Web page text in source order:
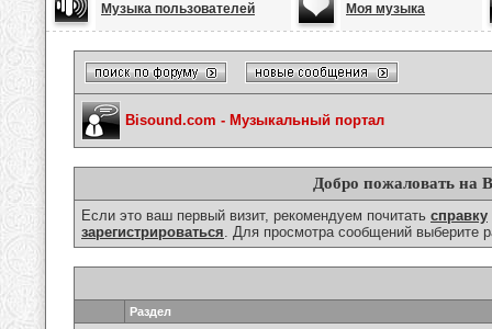
Музыка пользователей Моя музыка
Bisound.com - Музыкальный портал
Добро пожаловать на
Если это ваш первый визит, рекомендуем почитать справку
зарегистрироваться. Для просмотра сообщений выберите
Раздел